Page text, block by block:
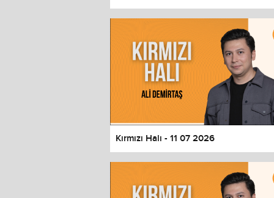
Window
Color
Transparency
Font Size
Text Edge Style
Font Family
Resetrestore all settings to the default
Close Modal Dialog
End of dialog window.
Kırmızı Halı - 11 07 2026